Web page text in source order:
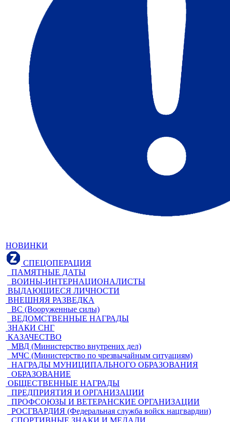
НОВИНКИ
СПЕЦОПЕРАЦИЯ
ПАМЯТНЫЕ ДАТЫ
ВОИНЫ-ИНТЕРНАЦИОНАЛИСТЫ
ВЫДАЮЩИЕСЯ ЛИЧНОСТИ
ВНЕШНЯЯ РАЗВЕДКА
ВС (Вооруженные силы)
ВЕДОМСТВЕННЫЕ НАГРАДЫ
ЗНАКИ СНГ
КАЗАЧЕСТВО
МВД (Министерство внутрених дел)
МЧС (Министерство по чрезвычайным ситуациям)
НАГРАДЫ МУНИЦИПАЛЬНОГО ОБРАЗОВАНИЯ
ОБРАЗОВАНИЕ
ОБЩЕСТВЕННЫЕ НАГРАДЫ
ПРЕДПРИЯТИЯ И ОРГАНИЗАЦИИ
ПРОФСОЮЗЫ И ВЕТЕРАНСКИЕ ОРГАНИЗАЦИИ
РОСГВАРДИЯ (Федеральная служба войск нацгвардии)
СПОРТИВНЫЕ ЗНАКИ И МЕДАЛИ